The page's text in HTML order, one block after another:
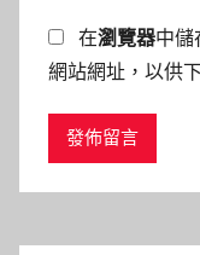
在瀏覽器中儲
網站網址，以供